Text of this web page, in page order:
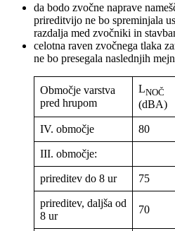
da bodo zvočne naprave
prireditvijo ne bo spreminjala
razdalja med zvočniki in
celotna raven zvočnega tlaka
ne bo presegala naslednjih
Območje varstva
pred hrupom
LNOČ
(dBA)
IV. območje 80
III. območje:
prireditev do 8 ur 75
prireditev, daljša od
8 ur
70